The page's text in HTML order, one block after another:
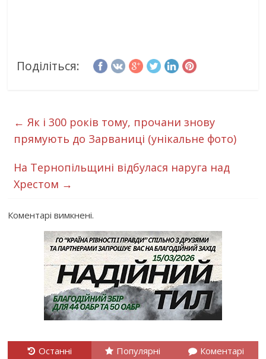
Поділіться:
← Як і 300 років тому, прочани знову
прямують до Зарваниці (унікальне фото)
На Тернопільщині відбулася наруга над
Хрестом →
Коментарі вимкнені.
Останні Популярні Коментарі